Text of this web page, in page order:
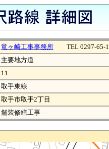
竜ヶ崎工事事務所TEL 0297-65-
主要地方道
11
取手東線
取手市取手2丁目
舗装修繕工事